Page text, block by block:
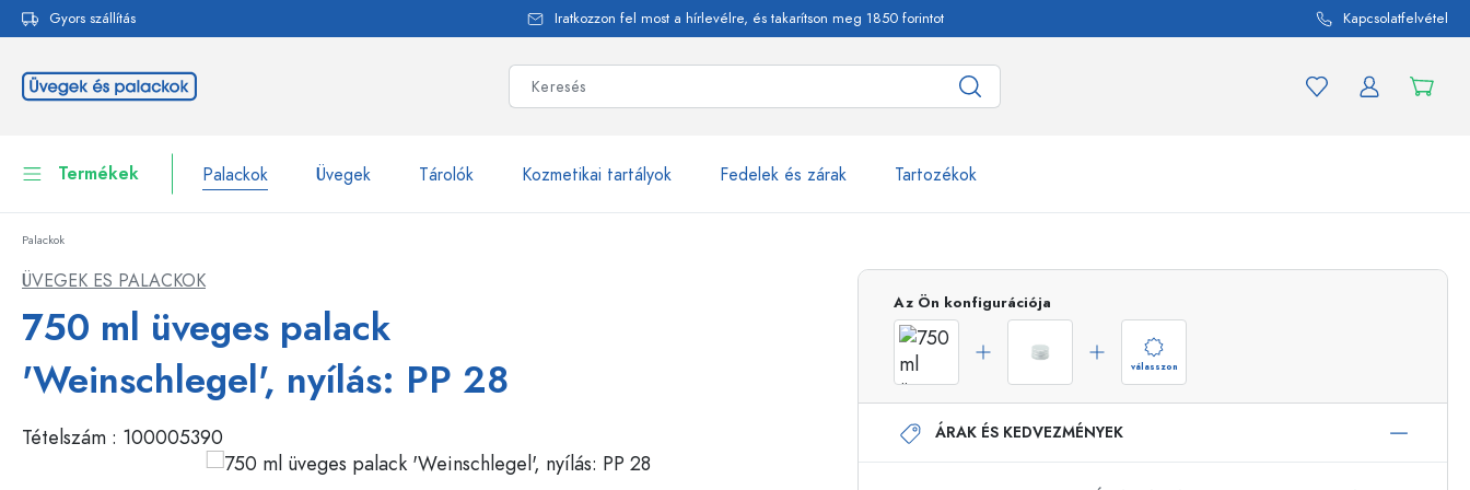
Ugrás a fő navigációhoz
Gyors szállítás Iratkozzon fel most a hírlevélre, és takarítson meg 1850 forintot Kapcsolatfelvétel
Termékek Palackok Üvegek Tárolók Kozmetikai tartályok Fedelek és zárak Tartozékok
Üvegek
Kozmetikai tartályok
Palackok márka szerint
Csatos üvegpalackok
Szórópalackok
Airless adagolók
Roll-on palackok
A befőttes üvegekhez
Vásároljon most
Vásároljon most
Palackok
ÜVEGEK ES PALACKOK
750 ml üveges palack
'Weinschlegel', nyílás: PP 28
Tételszám : 100005390
Az Ön konfigurációja
válasszon
ÁRAK ÉS KEDVEZMÉNYEK